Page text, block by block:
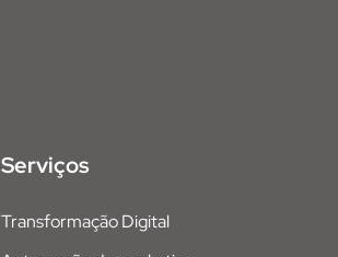
Serviços
Transformação Digital